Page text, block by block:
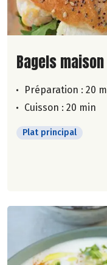
Lire la suite
Bagels
Préparation : 20
Cuisson : 20 min
Plat principal